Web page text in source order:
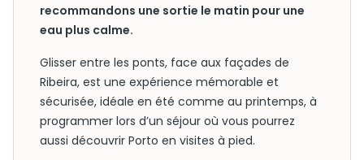
recommandons une sortie le matin pour une
eau plus calme.
Glisser entre les ponts, face aux façades de
Ribeira, est une expérience mémorable et
sécurisée, idéale en été comme au printemps, à
programmer lors d’un séjour où vous pourrez
aussi découvrir Porto en visites à pied.